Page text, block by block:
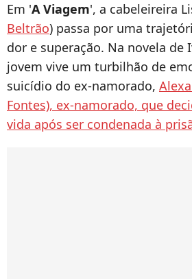
Em 'A Viagem', a cabeleireira
Beltrão) passa por uma
dor e superação. Na novela de
jovem vive um turbilhão de
suicídio do ex-namorado,
Fontes), ex-namorado, que
vida após ser condenada à